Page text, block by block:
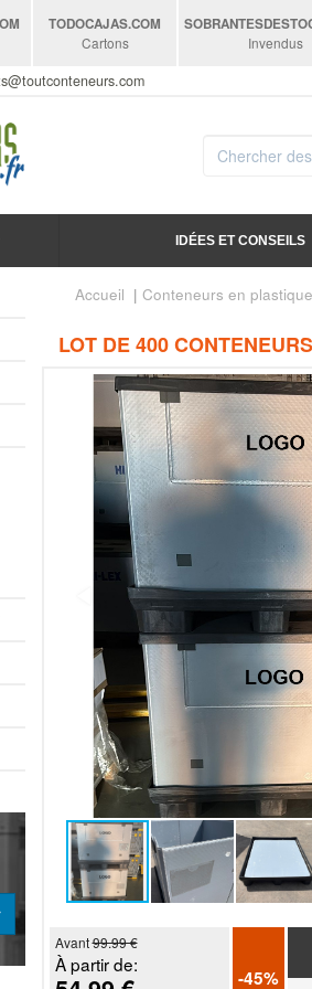
TODOCAJAS.COM
Cartons
Invendus
IDÉES ET CONSEILS
Accueil | Conteneurs en plastique
LOT DE 400
Avant99.99 €
À partir de:
-45%